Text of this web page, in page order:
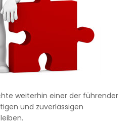
weiterhin einer der führender
und zuverlässigen